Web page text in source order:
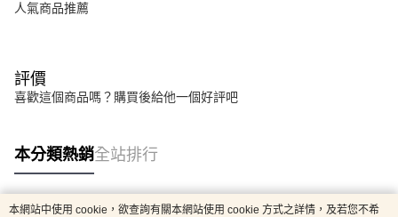
人氣商品推薦
評價
喜歡這個商品嗎？購買後給他一個好評吧
本分類熱銷全站排行
本網站中使用 cookie，欲查詢有關本網站使用 cookie 方式之詳情，及若您不希